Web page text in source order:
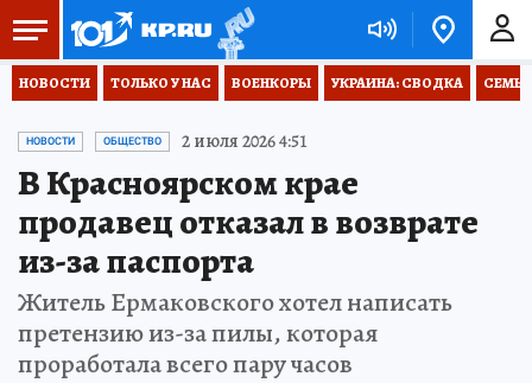
НОВОСТИ ТОЛЬКО У НАС ВОЕНКОРЫ УКРАИНА: СВОДКА
НОВОСТИ ОБЩЕСТВО 2 июля 2026 4:51
В Красноярском крае
продавец отказал в возврате
из-за паспорта
Житель Ермаковского хотел написать
претензию из-за пилы, которая
проработала всего пару часов